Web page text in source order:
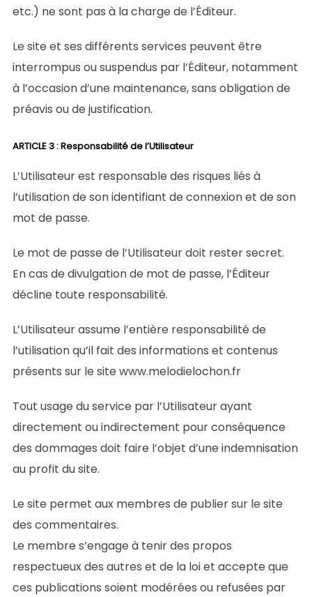
etc.) ne sont pas à la charge de l’Éditeur.
Le site et ses différents services peuvent être
interrompus ou suspendus par l’Éditeur, notamment
à l’occasion d’une maintenance, sans obligation de
préavis ou de justification.
ARTICLE 3 : Responsabilité de l’Utilisateur
L’Utilisateur est responsable des risques liés à
l’utilisation de son identifiant de connexion et de son
mot de passe.
Le mot de passe de l’Utilisateur doit rester secret.
En cas de divulgation de mot de passe, l’Éditeur
décline toute responsabilité.
L’Utilisateur assume l’entière responsabilité de
l’utilisation qu’il fait des informations et contenus
présents sur le site www.melodielochon.fr
Tout usage du service par l’Utilisateur ayant
directement ou indirectement pour conséquence
des dommages doit faire l’objet d’une indemnisation
au profit du site.
Le site permet aux membres de publier sur le site
des commentaires.
Le membre s’engage à tenir des propos
respectueux des autres et de la loi et accepte que
ces publications soient modérées ou refusées par